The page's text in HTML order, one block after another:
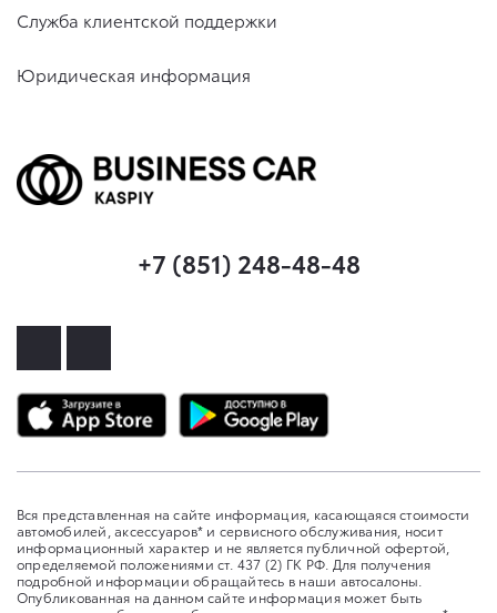
Служба клиентской поддержки
Юридическая информация
+7 (851) 248-48-48
Вся представленная на сайте информация, касающаяся стоимости
автомобилей, аксессуаров* и сервисного обслуживания, носит
информационный характер и не является публичной офертой,
определяемой положениями ст. 437 (2) ГК РФ. Для получения
подробной информации обращайтесь в наши автосалоны.
Опубликованная на данном сайте информация может быть